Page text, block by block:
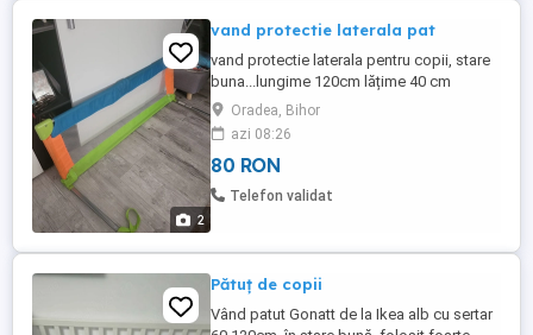
2
vand protectie laterala pat
vand protectie laterala pentru copii, stare
buna...lungime 120cm lățime 40 cm
Oradea, Bihor
azi 08:26
80 RON
Telefon validat
Pătuț de copii
Vând patut Gonatt de la Ikea alb cu sertar